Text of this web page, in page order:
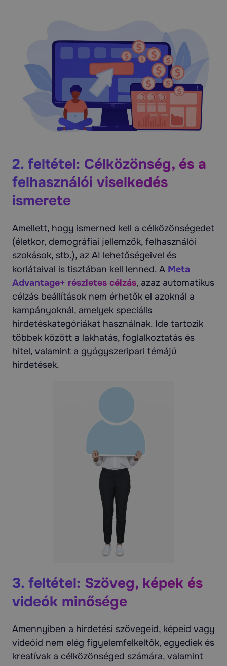
2. feltétel: Célközönség, és a
felhasználói viselkedés
ismerete
Amellett, hogy ismerned kell a célközönségedet
(életkor, demográfiai jellemzők, felhasználói
szokások, stb.), az AI lehetőségeivel és
korlátaival is tisztában kell lenned. A Meta
Advantage+ részletes célzás, azaz automatikus
célzás beállítások nem érhetők el azoknál a
kampányoknál, amelyek speciális
hirdetéskategóriákat használnak. Ide tartozik
többek között a lakhatás, foglalkoztatás és
hitel, valamint a gyógyszeripari témájú
hirdetések.
3. feltétel: Szöveg, képek és
videók minősége
Amennyiben a hirdetési szövegeid, képeid vagy
videóid nem elég figyelemfelkeltők, egyediek és
kreatívak a célközönséged számára, valamint